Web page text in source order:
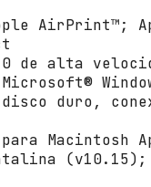
AirPrint™;
de alta
Microsoft®
duro,
Macintosh